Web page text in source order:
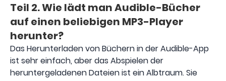
Teil 2. Wie lädt man Audible-Bücher
auf einen beliebigen MP3-Player
herunter?
Das Herunterladen von Büchern in der Audible-App
ist sehr einfach, aber das Abspielen der
heruntergeladenen Dateien ist ein Albtraum. Sie